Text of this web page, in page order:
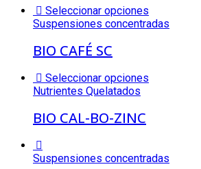
Seleccionar opciones
Suspensiones concentradas
BIO CAFÉ SC
Seleccionar opciones
Nutrientes Quelatados
BIO CAL-BO-ZINC
Suspensiones concentradas